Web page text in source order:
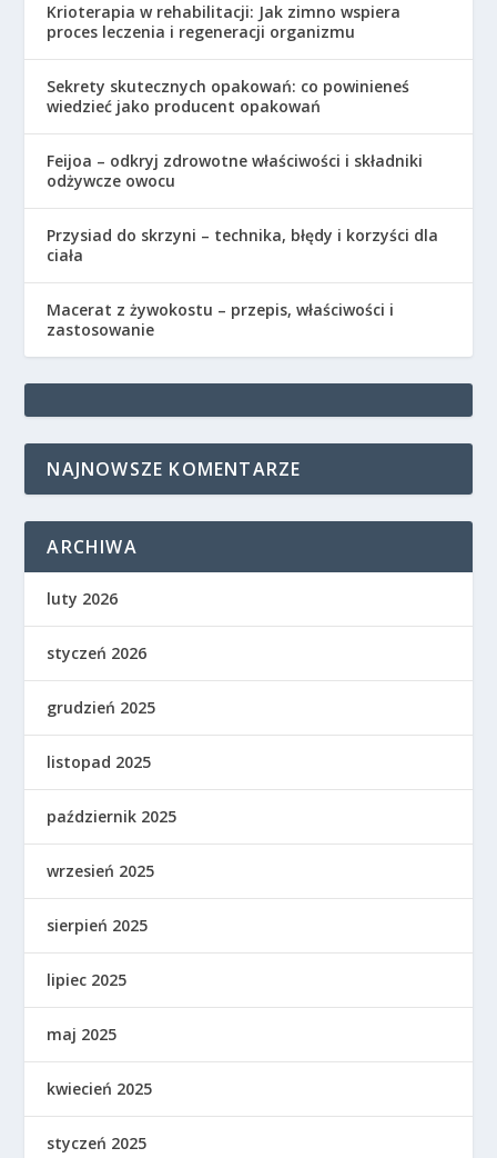
Krioterapia w rehabilitacji: Jak zimno wspiera
proces leczenia i regeneracji organizmu
Sekrety skutecznych opakowań: co powinieneś
wiedzieć jako producent opakowań
Feijoa – odkryj zdrowotne właściwości i składniki
odżywcze owocu
Przysiad do skrzyni – technika, błędy i korzyści dla
ciała
Macerat z żywokostu – przepis, właściwości i
zastosowanie
NAJNOWSZE KOMENTARZE
ARCHIWA
luty 2026
styczeń 2026
grudzień 2025
listopad 2025
październik 2025
wrzesień 2025
sierpień 2025
lipiec 2025
maj 2025
kwiecień 2025
styczeń 2025